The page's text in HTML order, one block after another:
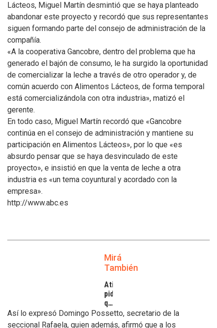
Lácteos, Miguel Martín desmintió que se haya planteado
abandonar este proyecto y recordó que sus representantes
siguen formando parte del consejo de administración de la
compañía.
«A la cooperativa Gancobre, dentro del problema que ha
generado el bajón de consumo, le ha surgido la oportunidad
de comercializar la leche a través de otro operador y, de
común acuerdo con Alimentos Lácteos, de forma temporal
está comercializándola con otra industria», matizó el
gerente.
En todo caso, Miguel Martín recordó que «Gancobre
continúa en el consejo de administración y mantiene su
participación en Alimentos Lácteos», por lo que «es
absurdo pensar que se haya desvinculado de este
proyecto», e insistió en que la venta de leche a otra
industria es «un tema coyuntural y acordado con la
empresa».
http://www.abc.es
Mirá
También
Atilra
pide
que
se
atiendan
Así lo expresó Domingo Possetto, secretario de la
seccional Rafaela, quien además, afirmó que a los